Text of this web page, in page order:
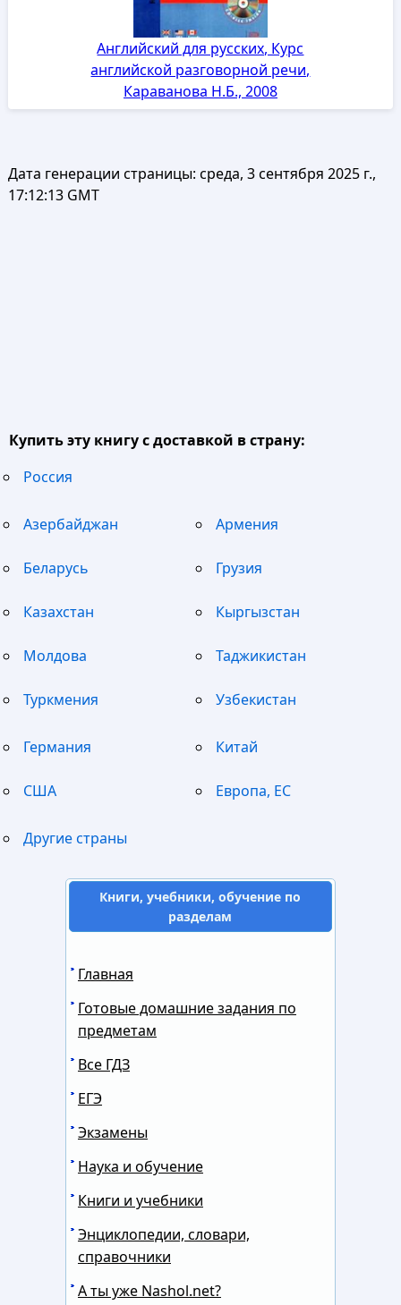
Английский для русских, Курс
английской разговорной речи,
Караванова Н.Б., 2008
Дата генерации страницы: среда, 3 сентября 2025 г.,
17:12:13 GMT
Купить эту книгу с доставкой в страну:
Россия
Азербайджан Армения
Беларусь Грузия
Казахстан Кыргызстан
Молдова Таджикистан
Туркмения Узбекистан
Германия Китай
США Европа, ЕС
Другие страны
Книги, учебники, обучение по
разделам
Главная
Готовые домашние задания по
предметам
Все ГДЗ
ЕГЭ
Экзамены
Наука и обучение
Книги и учебники
Энциклопедии, словари,
справочники
А ты уже Nashol.net?